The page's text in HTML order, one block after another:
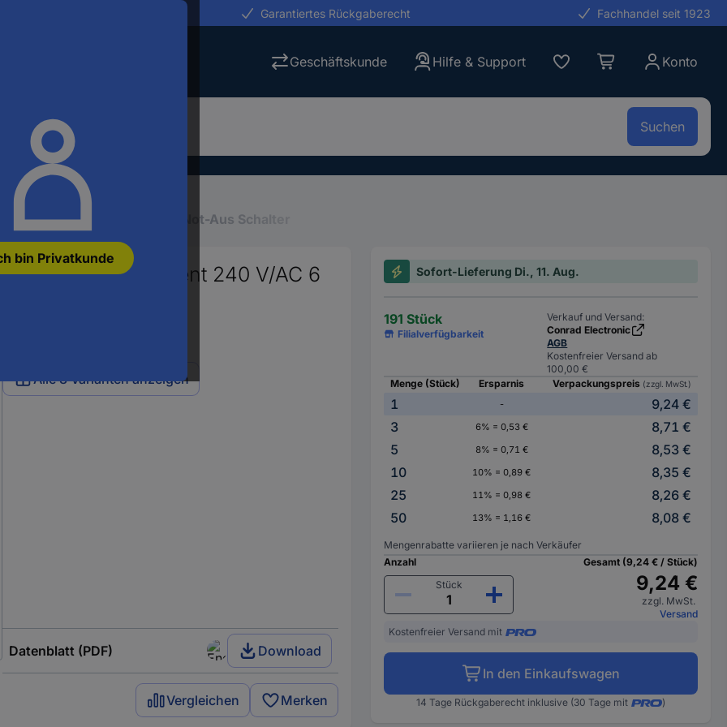
bin Privatkunde
Garantiertes Rückgaberecht Fachhandel seit 1923
Geschäftskunde Hilfe & Support Konto
Suchen
Befehls-, Meldegeräte Not-Aus Schalter
mit Kontaktelement 240 V/AC 6
Alle 8 Varianten anzeigen
Datenblatt (PDF) Download
Vergleichen Merken
Sofort-Lieferung Di., 11. Aug.
191 Stück
Filialverfügbarkeit
Verkauf und Versand:
Conrad Electronic
AGB
Kostenfreier Versand ab
100,00 €
Menge (Stück)
Ersparnis Verpackungspreis (zzgl. MwSt.)
1 -
9,24 €
3
6% = 0,53 €
8,71 €
5
8% = 0,71 €
8,53 €
10
10% = 0,89 €
8,35 €
25
11% = 0,98 €
8,26 €
50
13% = 1,16 € 8,08 €
Mengenrabatte variieren je nach Verkäufer
Anzahl
Stück
Gesamt (9,24 € / Stück)
9,24 €
zzgl. MwSt.
Versand
Kostenfreier Versand mit
In den Einkaufswagen
14 Tage Rückgaberecht inklusive (30 Tage mit )